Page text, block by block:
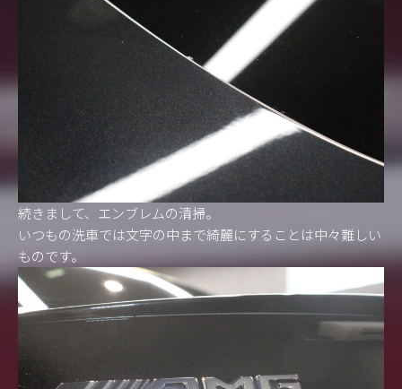
続きまして、エンブレムの清掃。
いつもの洗車では文字の中まで綺麗にすることは中々難しい
ものです。